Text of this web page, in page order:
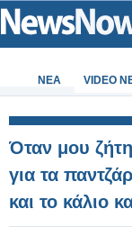
ΝΕΑ VIDEO
Όταν μου
για τα
και το κάλιο